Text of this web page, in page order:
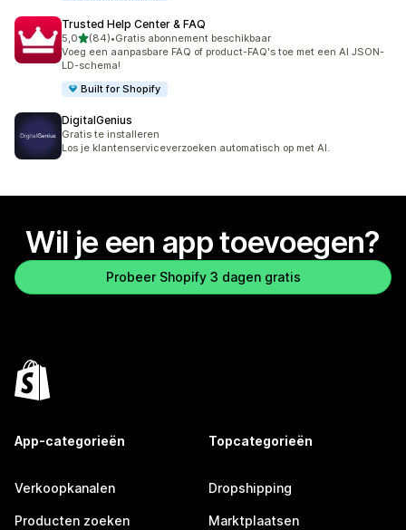
Trusted Help Center & FAQ
5,0van 5 sterren
(84)
84 recensies in totaal
•Gratis abonnement beschikbaar
Voeg een aanpasbare FAQ of product-FAQ's toe met een AI JSON-
LD-schema!
Built for Shopify
DigitalGenius
Gratis te installeren
Los je klantenserviceverzoeken automatisch op met AI.
Wil je een app toevoegen?
Probeer Shopify 3 dagen gratis
App-categorieën
Verkoopkanalen
Producten zoeken
Topcategorieën
Dropshipping
Marktplaatsen